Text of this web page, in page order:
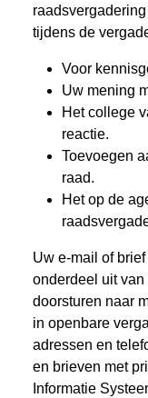
tijdens de
Voor
Uw mening
Het college
reactie.
Toevoegen
raad.
Het op de
Uw e-mail of
onderdeel uit van
doorsturen naar
in openbare
adressen en
en brieven met
Informatie